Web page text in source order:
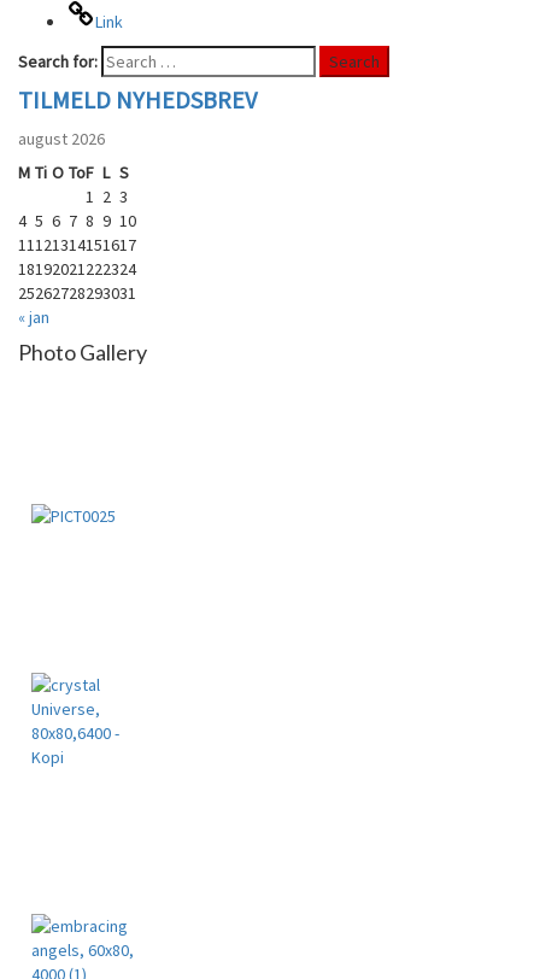
Link
Search for:
Search
TILMELD NYHEDSBREV
august 2026
M Ti O ToF L S
1 2 3
4 5 6 7 8 9 10
11121314151617
18192021222324
25262728293031
« jan
Photo Gallery